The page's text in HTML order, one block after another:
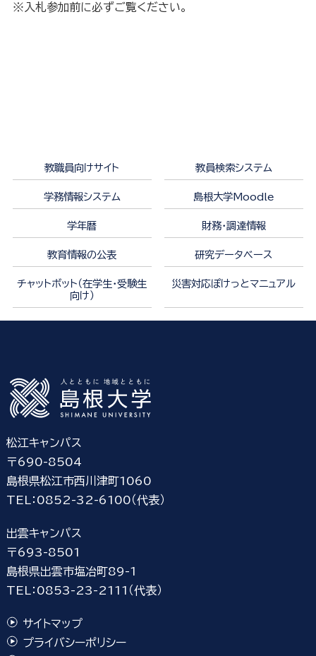
※入札参加前に必ずご覧ください。
教職員向けサイト 教員検索システム
学務情報システム 島根大学Moodle
学年暦 財務・調達情報
教育情報の公表 研究データベース
チャットボット（在学生・受験生
向け）
災害対応ぽけっとマニュアル
松江キャンパス
〒690-8504
島根県松江市西川津町1060
TEL：0852-32-6100（代表）
出雲キャンパス
〒693-8501
島根県出雲市塩冶町89-1
TEL：0853-23-2111（代表）
サイトマップ
プライバシーポリシー